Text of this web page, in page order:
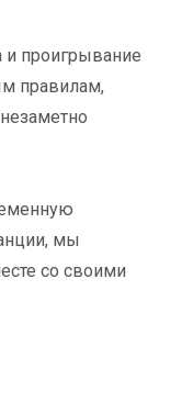
и проигрывание
правилам,
мы
со своими